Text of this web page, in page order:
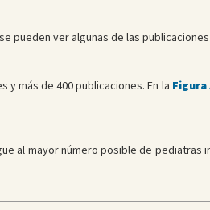
pueden ver algunas de las
más de 400 publicaciones. En la Figura
al mayor número posible de pediatras